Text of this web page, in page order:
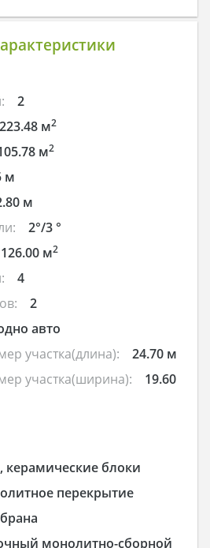
2
223.48 м2
м2
м
м
2°/3 °
126.00 м2
4
2
авто
участка(длина):
24.70 м
участка(ширина):
19.60
керамические блоки
перекрытие
монолитно-сборной